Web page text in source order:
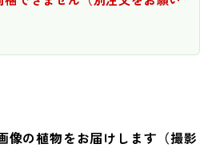
の植物をお届けします（撮影